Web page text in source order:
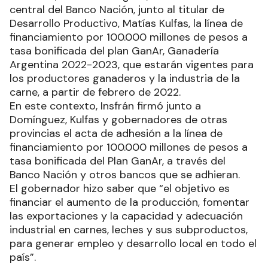
central del Banco Nación, junto al titular de
Desarrollo Productivo, Matías Kulfas, la línea de
financiamiento por 100.000 millones de pesos a
tasa bonificada del plan GanAr, Ganadería
Argentina 2022-2023, que estarán vigentes para
los productores ganaderos y la industria de la
carne, a partir de febrero de 2022.
En este contexto, Insfrán firmó junto a
Domínguez, Kulfas y gobernadores de otras
provincias el acta de adhesión a la línea de
financiamiento por 100.000 millones de pesos a
tasa bonificada del Plan GanAr, a través del
Banco Nación y otros bancos que se adhieran.
El gobernador hizo saber que “el objetivo es
financiar el aumento de la producción, fomentar
las exportaciones y la capacidad y adecuación
industrial en carnes, leches y sus subproductos,
para generar empleo y desarrollo local en todo el
país”.